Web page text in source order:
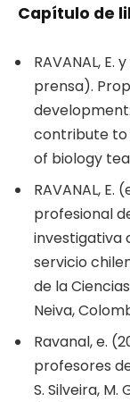
Capítulo de
RAVANAL, E.
prensa).
contribute
of biology
RAVANAL,
profesional
investigativa
servicio
de la
Neiva,
Ravanal, e.
profesores
S. Silveira, M.